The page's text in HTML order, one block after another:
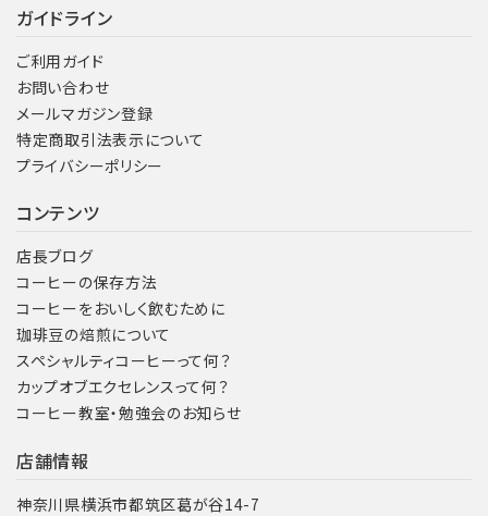
ガイドライン
ご利用ガイド
お問い合わせ
メールマガジン登録
特定商取引法表示について
プライバシーポリシー
コンテンツ
店長ブログ
コーヒーの保存方法
コーヒーをおいしく飲むために
珈琲豆の焙煎について
スペシャルティコーヒーって何？
カップオブエクセレンスって何？
コーヒー教室・勉強会のお知らせ
店舗情報
神奈川県横浜市都筑区葛が谷14-7